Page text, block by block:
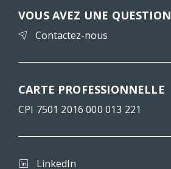
VOUS AVEZ UNE QUESTION
Contactez-nous
CARTE PROFESSIONNELLE
CPI 7501 2016 000 013 221
LinkedIn